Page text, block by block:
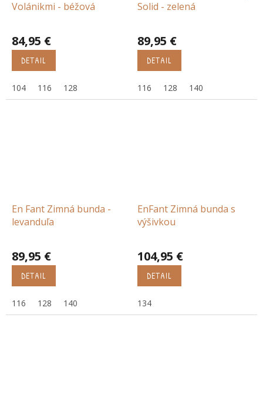
Volánikmi - béžová
84,95 €
DETAIL
104 116 128
Solid - zelená
89,95 €
DETAIL
116 128 140
En Fant Zimná bunda -
levanduľa
89,95 €
DETAIL
116 128 140
EnFant Zimná bunda s
výšivkou
104,95 €
DETAIL
134